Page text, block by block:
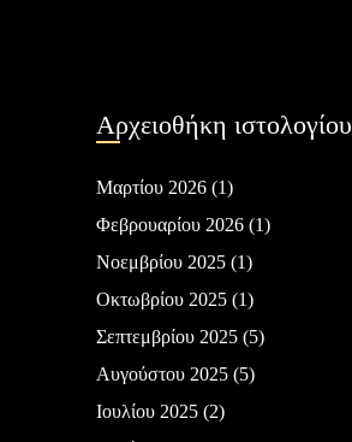
Αρχειοθήκη ιστολογίου
Μαρτίου 2026(1)
Φεβρουαρίου 2026(1)
Νοεμβρίου 2025(1)
Οκτωβρίου 2025(1)
Σεπτεμβρίου 2025(5)
Αυγούστου 2025(5)
Ιουλίου 2025(2)